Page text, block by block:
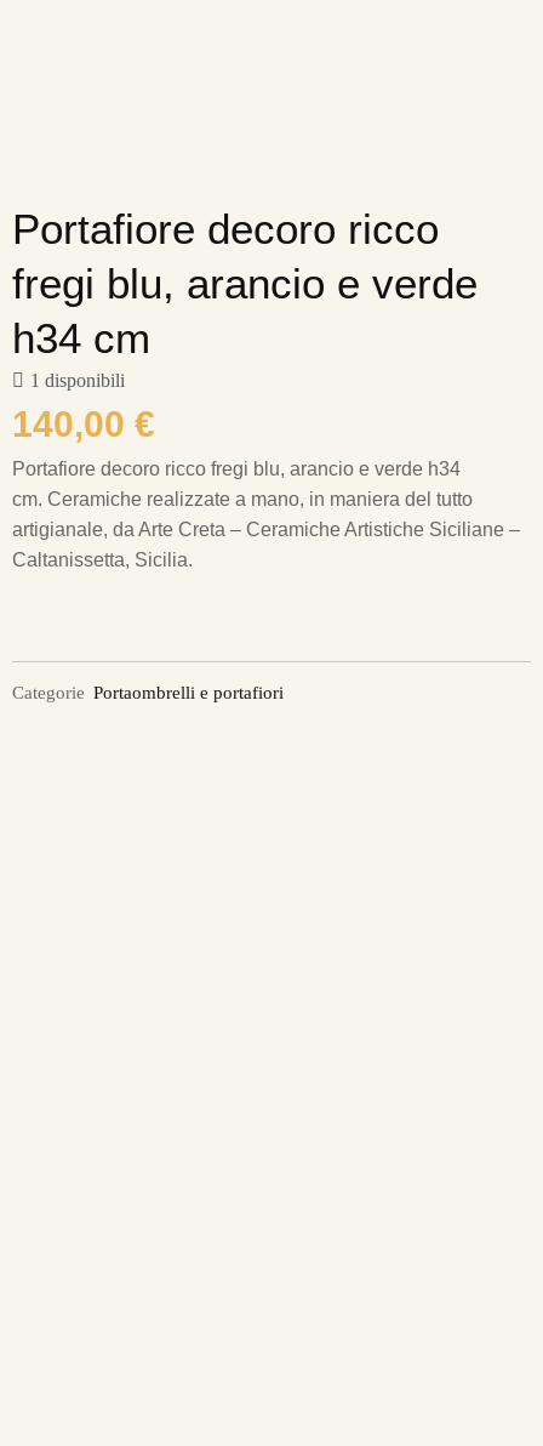
Portafiore decoro ricco
fregi blu, arancio e verde
h34 cm
1 disponibili
140,00 €
Portafiore decoro ricco fregi blu, arancio e verde h34
cm. Ceramiche realizzate a mano, in maniera del tutto
artigianale, da Arte Creta – Ceramiche Artistiche Siciliane –
Caltanissetta, Sicilia.
Categorie Portaombrelli e portafiori